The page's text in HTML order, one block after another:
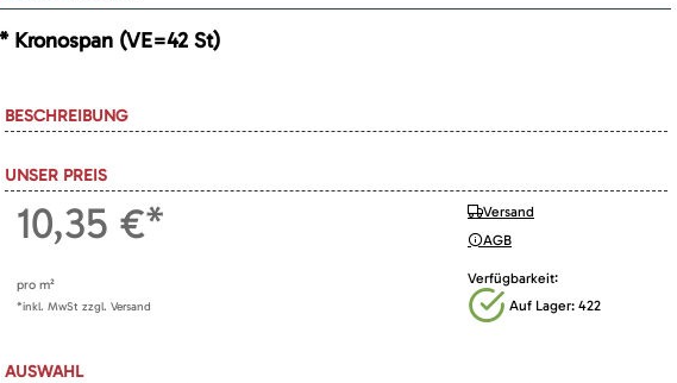
Kronospan (VE=42 St)
BESCHREIBUNG
UNSER PREIS
Versand
AGB
Verfügbarkeit:
Auf Lager: 422
10,35 €*
pro m²
*inkl. MwSt zzgl. Versand
AUSWAHL